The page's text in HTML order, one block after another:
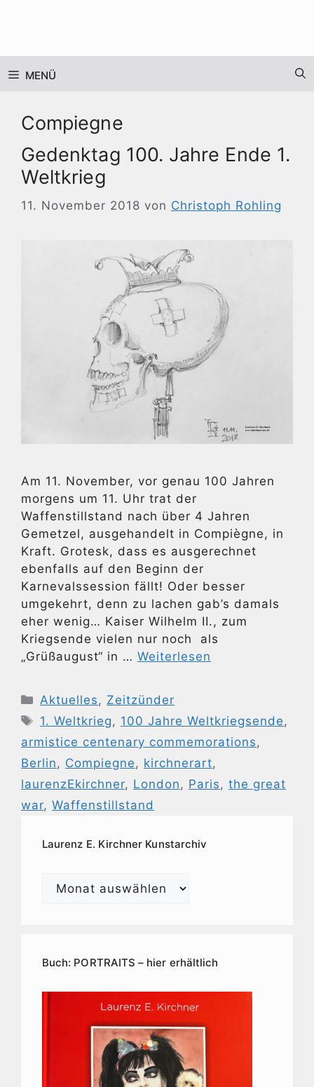
MENÜ
Compiegne
Gedenktag 100. Jahre Ende 1.
Weltkrieg
11. November 2018 von Christoph Rohling
Am 11. November, vor genau 100 Jahren
morgens um 11. Uhr trat der
Waffenstillstand nach über 4 Jahren
Gemetzel, ausgehandelt in Compiègne, in
Kraft. Grotesk, dass es ausgerechnet
ebenfalls auf den Beginn der
Karnevalssession fällt! Oder besser
umgekehrt, denn zu lachen gab’s damals
eher wenig… Kaiser Wilhelm II., zum
Kriegsende vielen nur noch als
„Grüßaugust“ in … Weiterlesen
Kategorien
Aktuelles , Zeitzünder
Schlagwörter
1. Weltkrieg , 100 Jahre Weltkriegsende ,
armistice centenary commemorations ,
Berlin , Compiegne , kirchnerart,
laurenzEkirchner, London , Paris , the great
war, Waffenstillstand
Laurenz E. Kirchner Kunstarchiv
Laurenz
Buch: PORTRAITS – hier erhältlich